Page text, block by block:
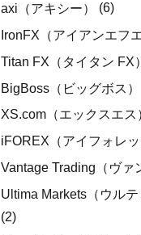
axi（アキシー）
(6)
IronFX（アイアンエフ
Titan FX（タイタン FX）
BigBoss（ビッグボス）
XS.com（エックスエス
iFOREX（アイフォレッ
Vantage Trading（ヴァ
Ultima Markets（ウルテ
(2)